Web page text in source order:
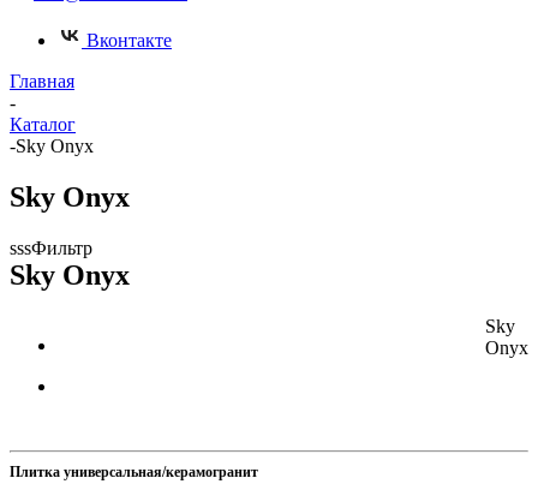
Вконтакте
Главная
-
Каталог
-Sky Onyx
Sky Onyx
sssФильтр
Sky Onyx
Sky
Onyx
Плитка универсальная/керамогранит